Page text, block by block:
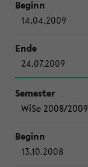
14.04.2009
24.07.2009
WiSe 2008/2009
13.10.2008